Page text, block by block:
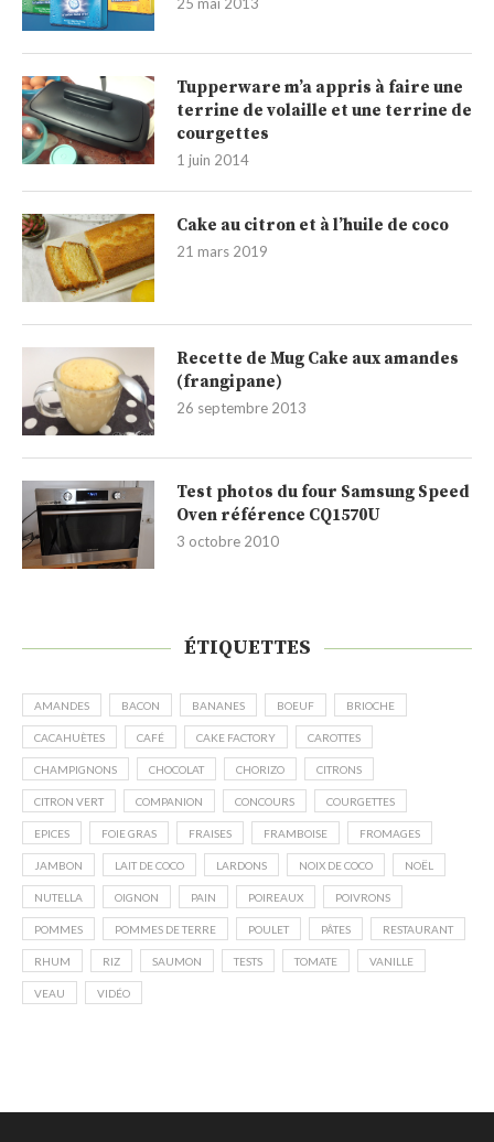
Tupperware m’a appris à faire une
terrine de volaille et une terrine de
courgettes
1 juin 2014
Cake au citron et à l’huile de coco
21 mars 2019
Recette de Mug Cake aux amandes
(frangipane)
26 septembre 2013
Test photos du four Samsung Speed
Oven référence CQ1570U
3 octobre 2010
ÉTIQUETTES
AMANDES BACON BANANES BOEUF BRIOCHE
CACAHUÈTES CAFÉ CAKE FACTORY CAROTTES
CHAMPIGNONS CHOCOLAT CHORIZO CITRONS
CITRON VERT COMPANION CONCOURS COURGETTES
EPICES FOIE GRAS FRAISES FRAMBOISE FROMAGES
JAMBON LAIT DE COCO LARDONS NOIX DE COCO NOËL
NUTELLA OIGNON PAIN POIREAUX POIVRONS
POMMES POMMES DE TERRE POULET PÂTES RESTAURANT
RHUM RIZ SAUMON TESTS TOMATE VANILLE
VEAU VIDÉO